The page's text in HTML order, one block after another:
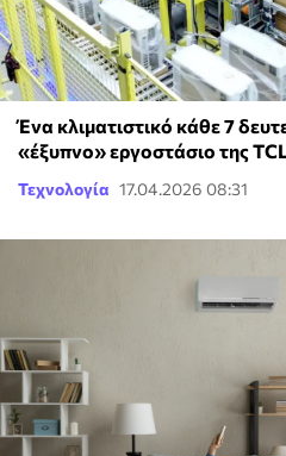
Ένα κλιματιστικό κάθε 7
«έξυπνο» εργοστάσιο της
Τεχνολογία 17.04.2026 08:31